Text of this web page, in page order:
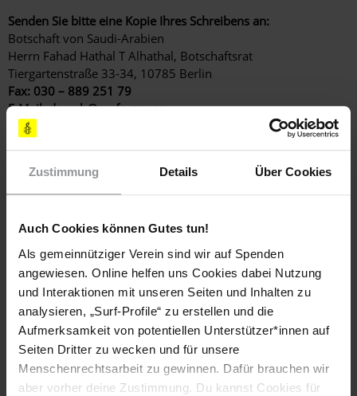
Zustimmung Details Über Cookies
Auch Cookies können Gutes tun!
Als gemeinnütziger Verein sind wir auf Spenden
angewiesen. Online helfen uns Cookies dabei Nutzung
und Interaktionen mit unseren Seiten und Inhalten zu
analysieren, „Surf-Profile“ zu erstellen und die
Aufmerksamkeit von potentiellen Unterstützer*innen auf
Seiten Dritter zu wecken und für unsere
Menschenrechtsarbeit zu gewinnen. Dafür brauchen wir
aber vorher deine Zustimmung. Du kannst Cookies für
Senden Sie bitte eine Kopie Ihres Schreibens an:
Botschaft von Saudi-Arabien
Herrn Fahad Hathal T Alhathal, Botschaftsrat
Tiergartenstraße 33-34, 10785 Berlin
Fax: 030 – 889 251 79
E-Mail:deemb@mofa.gov.sa
(Standardbrief: 0,95 €)
BETROFFENE PERSONEN
Manahel al-Otaibi
LÄNDER
DATUM
27. März 2026
Setzt euch für Manahel al-Otaibi ein!